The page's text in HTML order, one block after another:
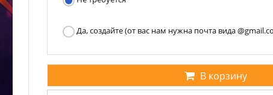
Да, создайте (от вас нам нужна почта вида
В корзину